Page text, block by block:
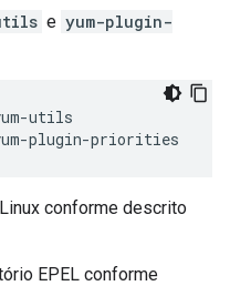
e yum-plugin-
plugin-priorities
conforme descrito
EPEL conforme